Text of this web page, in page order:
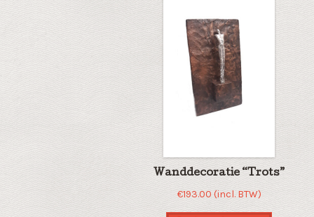
Wanddecoratie “Trots”
€193.00 (incl. BTW)